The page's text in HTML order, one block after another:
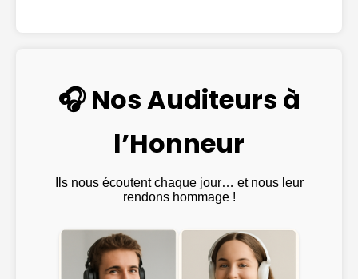
🎧 Nos Auditeurs à
l’Honneur
Ils nous écoutent chaque jour… et nous leur
rendons hommage !